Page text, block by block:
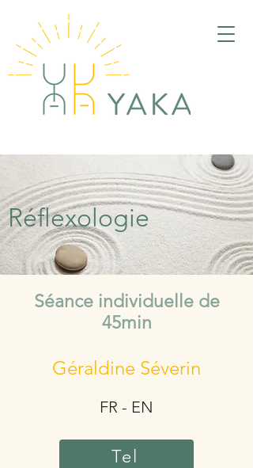
Réflexologie
Séance individuelle de
45min
Géraldine Séverin
FR - EN
Tel